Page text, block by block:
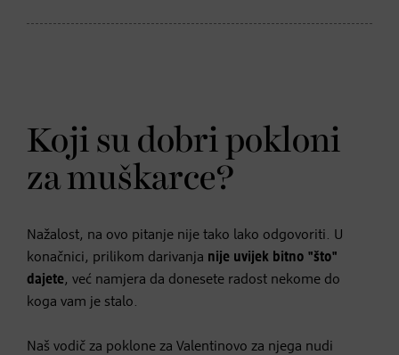
Koji su dobri pokloni
za muškarce?
Nažalost, na ovo pitanje nije tako lako odgovoriti. U
konačnici, prilikom darivanja nije uvijek bitno "što"
dajete, već namjera da donesete radost nekome do
koga vam je stalo.
Naš vodič za poklone za Valentinovo za njega nudi